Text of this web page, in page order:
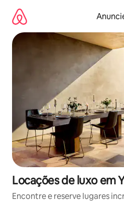
para
conteúdo
Locações de luxo em
Encontre e reserve lugares